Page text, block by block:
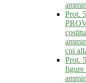
Prot.
cui
Prot.
figure